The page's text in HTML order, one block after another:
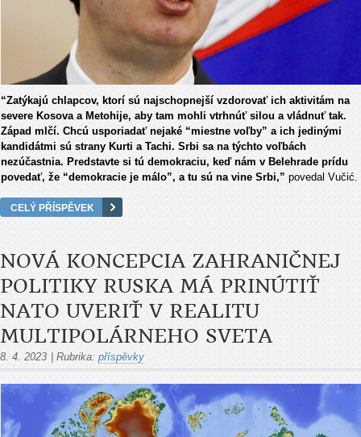
“Zatýkajú chlapcov, ktorí sú najschopnejší vzdorovať ich aktivitám na
severe Kosova a Metohije, aby tam mohli vtrhnúť silou a vládnuť tak.
Západ mlčí. Chcú usporiadať nejaké “miestne voľby” a ich jedinými
kandidátmi sú strany Kurti a Tachi. Srbi sa na týchto voľbách
nezúčastnia. Predstavte si tú demokraciu, keď nám v Belehrade prídu
povedať, že “demokracie je málo”, a tu sú na vine Srbi,” povedal Vučić.
CELÝ PŘÍSPĚVEK
NOVÁ KONCEPCIA ZAHRANIČNEJ
POLITIKY RUSKA MÁ PRINÚTIŤ
NATO UVERIŤ V REALITU
MULTIPOLÁRNEHO SVETA
8. 4. 2023 | Rubrika: příspěvky